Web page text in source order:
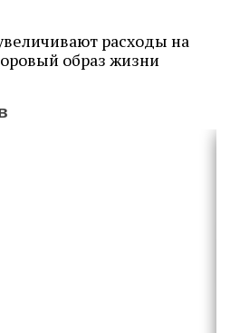
расходы на
образ жизни